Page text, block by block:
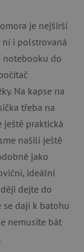
je nejširší
ní i polstrovaná
notebooku do
Na kapse na
třeba na
ještě praktická
našili ještě
jako
ideální
dejte do
se dají k batohu
nemusíte bát